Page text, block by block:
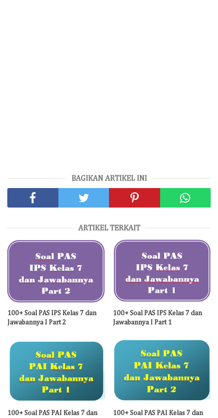
BAGIKAN ARTIKEL INI
ARTIKEL TERKAIT
100+ Soal PAS IPS Kelas 7 dan
Jawabannya I Part 2
100+ Soal PAS IPS Kelas 7 dan
Jawabannya I Part 1
100+ Soal PAS PAI Kelas 7 dan
100+ Soal PAS PAI Kelas 7 dan